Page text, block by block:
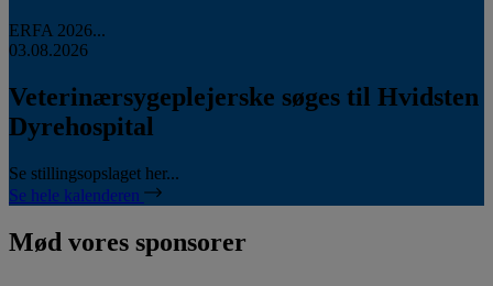
ERFA 2026...
03.08.2026
Veterinærsygeplejerske søges til Hvidsten
Dyrehospital
Se stillingsopslaget her...
Se hele kalenderen
Mød vores sponsorer